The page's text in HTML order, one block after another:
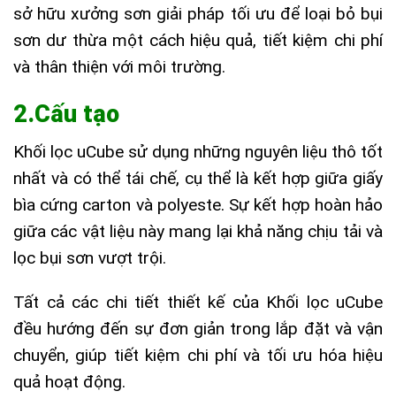
sở hữu xưởng sơn giải pháp tối ưu để loại bỏ bụi
sơn dư thừa một cách hiệu quả, tiết kiệm chi phí
và thân thiện với môi trường.
2.Cấu tạo
Khối lọc uCube sử dụng những nguyên liệu thô tốt
nhất và có thể tái chế, cụ thể là kết hợp giữa giấy
bìa cứng carton và polyeste. Sự kết hợp hoàn hảo
giữa các vật liệu này mang lại khả năng chịu tải và
lọc bụi sơn vượt trội.
Tất cả các chi tiết thiết kế của Khối lọc uCube
đều hướng đến sự đơn giản trong lắp đặt và vận
chuyển, giúp tiết kiệm chi phí và tối ưu hóa hiệu
quả hoạt động.